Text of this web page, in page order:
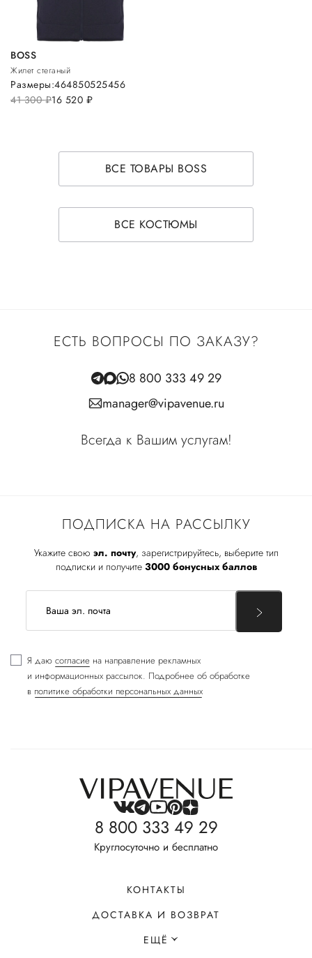
BOSS
Жилет стеганый
41 300руб.16 520 руб.
Размеры:464850525456
ВСЕ ТОВАРЫ BOSS
ВСЕ КОСТЮМЫ
ПОДПИСКА НА РАССЫЛКУ
Укажите свою эл. почту, зарегистрируйтесь, выберите тип
подписки и получите 3000 бонусных баллов
Я даю согласие на направление рекламных
и информационных рассылок. Подробнее об обработке
в политике обработки персональных данных
ЕСТЬ ВОПРОСЫ ПО ЗАКАЗУ?
8 800 333 49 29
manager@vipavenue.ru
Всегда к Вашим услугам!
8 800 333 49 29
Круглосуточно и бесплатно
КОНТАКТЫ
ДОСТАВКА И ВОЗВРАТ
ЕЩЁ